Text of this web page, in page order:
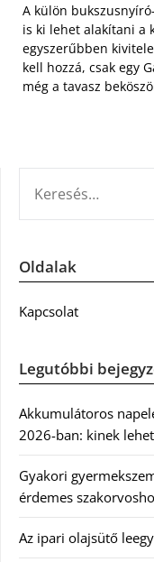
A külön
is ki lehet alakítani a
egyszerűbben
kell hozzá, csak egy
még a tavasz
Oldalak
Kapcsolat
Legutóbbi
Akkumulátoros
2026-ban: kinek
Gyakori
érdemes
Az ipari olajsütő